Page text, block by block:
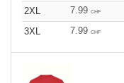
2XL
7.99 CHF
3XL
7.99 CHF